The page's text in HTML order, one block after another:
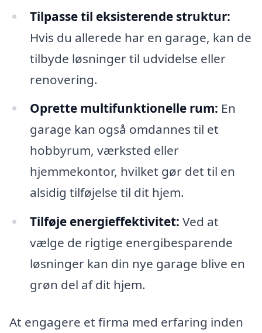
Tilpasse til eksisterende struktur:
Hvis du allerede har en garage, kan de
tilbyde løsninger til udvidelse eller
renovering.
Oprette multifunktionelle rum: En
garage kan også omdannes til et
hobbyrum, værksted eller
hjemmekontor, hvilket gør det til en
alsidig tilføjelse til dit hjem.
Tilføje energieffektivitet: Ved at
vælge de rigtige energibesparende
løsninger kan din nye garage blive en
grøn del af dit hjem.
At engagere et firma med erfaring inden